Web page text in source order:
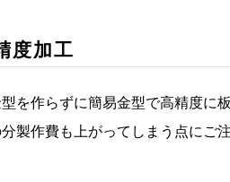
度加工
を作らずに簡易金型で高精度に
製作費も上がってしまう点にご注